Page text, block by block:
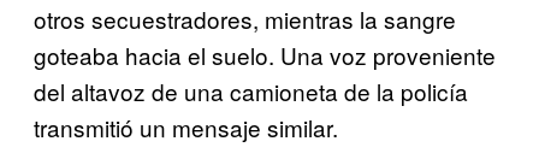
otros secuestradores, mientras la sangre
goteaba hacia el suelo. Una voz proveniente
del altavoz de una camioneta de la policía
transmitió un mensaje similar.